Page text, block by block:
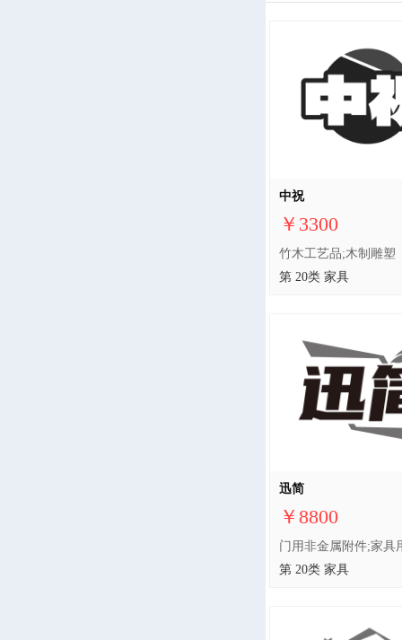
中祝
￥3300
竹木工艺品;木制雕塑
第 20类 家具
迅简
￥8800
第 20类 家具